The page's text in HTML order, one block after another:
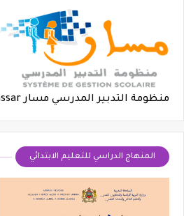
منظومة التدبير المدرسي مسار Massar
​المنهاج الدراسي للتعليم الابتدائي